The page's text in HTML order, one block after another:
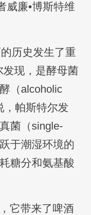
威廉•博斯特维
历史发生了重
发现，是酵母菌
（alcoholic
，帕斯特尔发
菌（single-
于潮湿环境的
糖分和氨基酸
它带来了啤酒